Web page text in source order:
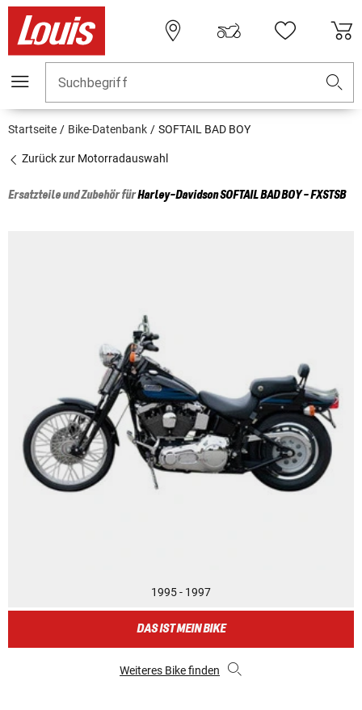
Suchbegriff
Startseite Bike-Datenbank SOFTAIL BAD BOY
Zurück zur Motorradauswahl
Ersatzteile und Zubehör fürHarley-DavidsonSOFTAIL BAD BOY - FXSTSB
1995 - 1997
DAS IST MEIN BIKE
Weiteres Bike finden